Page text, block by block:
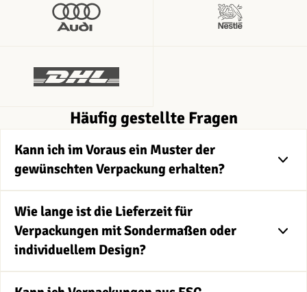
Häufig gestellte Fragen
Kann ich im Voraus ein Muster der
gewünschten Verpackung erhalten?
Wie lange ist die Lieferzeit für
Verpackungen mit Sondermaßen oder
individuellem Design?